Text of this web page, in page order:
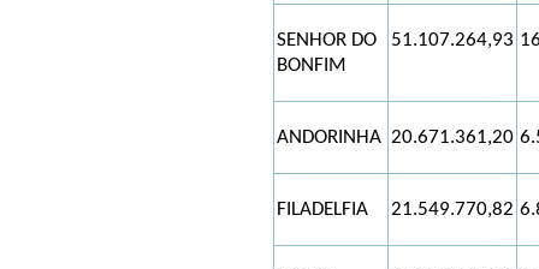
SENHOR DO
BONFIM
51.107.264,93
ANDORINHA 20.671.361,20
FILADELFIA 21.549.770,82